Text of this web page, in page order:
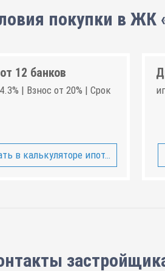
покупки в ЖК
12 банков
| Взнос от 20% | Срок
в калькуляторе ипотеки